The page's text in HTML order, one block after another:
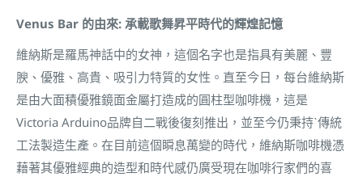
Venus Bar 的由來: 承載歌舞昇平時代的輝煌記憶
維納斯是羅馬神話中的女神，這個名字也是指具有美麗、豐
腴、優雅、高貴、吸引力特質的女性。直至今日，每台維納斯
是由大面積優雅鏡面金屬打造成的圓柱型咖啡機，這是
Victoria Arduino品牌自二戰後復刻推出，並至今仍秉持ˋ傳統
工法製造生產。在目前這個瞬息萬變的時代，維納斯咖啡機憑
藉著其優雅經典的造型和時代感仍廣受現在咖啡行家們的喜